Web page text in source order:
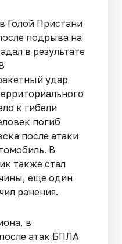
Голой Пристани
подрыва на
в результате
удар
к гибели
погиб
после атаки
В
также стал
еще один
ранения.
в
атак БПЛА